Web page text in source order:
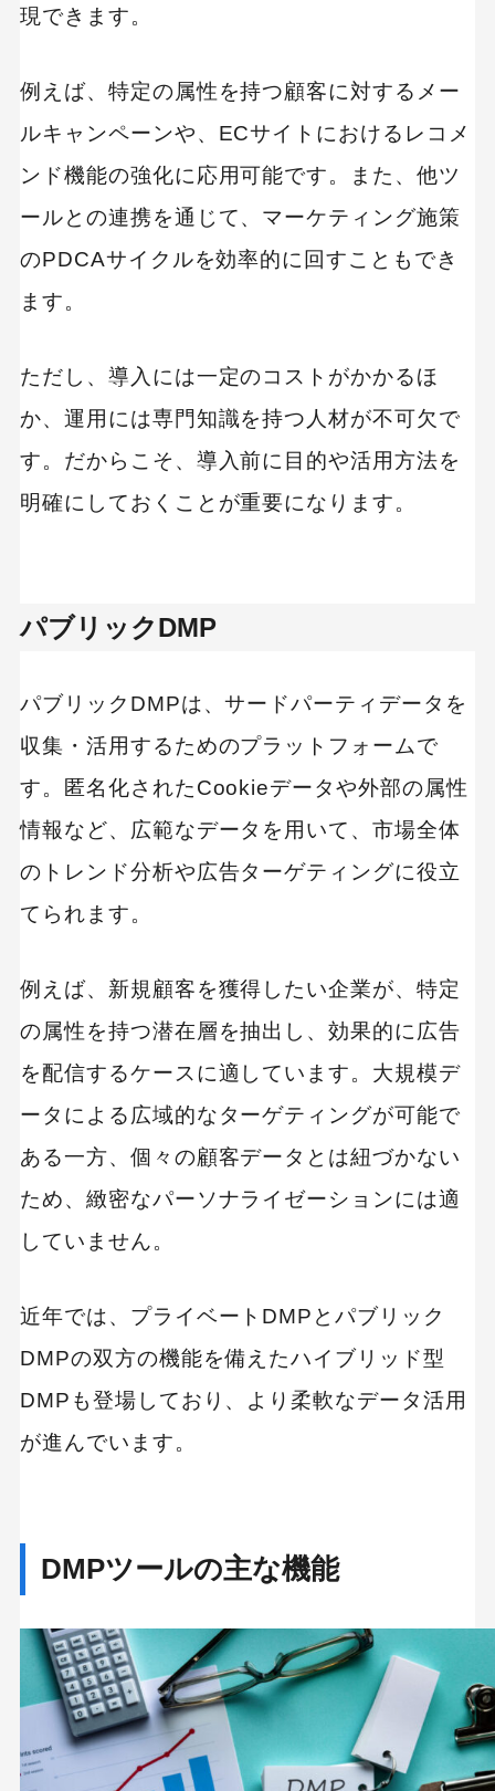
現できます。
例えば、特定の属性を持つ顧客に対するメー
ルキャンペーンや、ECサイトにおけるレコメ
ンド機能の強化に応用可能です。また、他ツ
ールとの連携を通じて、マーケティング施策
のPDCAサイクルを効率的に回すこともでき
ます。
ただし、導入には一定のコストがかかるほ
か、運用には専門知識を持つ人材が不可欠で
す。だからこそ、導入前に目的や活用方法を
明確にしておくことが重要になります。
パブリックDMP
パブリックDMPは、サードパーティデータを
収集・活用するためのプラットフォームで
す。匿名化されたCookieデータや外部の属性
情報など、広範なデータを用いて、市場全体
のトレンド分析や広告ターゲティングに役立
てられます。
例えば、新規顧客を獲得したい企業が、特定
の属性を持つ潜在層を抽出し、効果的に広告
を配信するケースに適しています。大規模デ
ータによる広域的なターゲティングが可能で
ある一方、個々の顧客データとは紐づかない
ため、緻密なパーソナライゼーションには適
していません。
近年では、プライベートDMPとパブリック
DMPの双方の機能を備えたハイブリッド型
DMPも登場しており、より柔軟なデータ活用
が進んでいます。
DMPツールの主な機能